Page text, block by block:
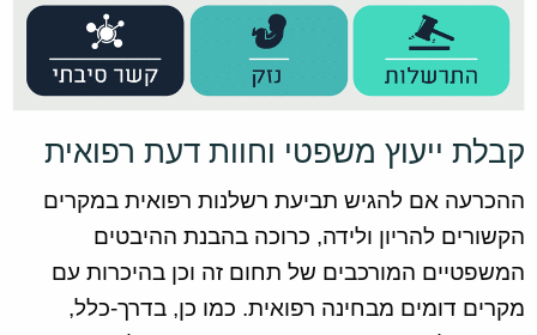
קבלת ייעוץ משפטי וחוות דעת רפואית
ההכרעה אם להגיש תביעת רשלנות רפואית במקרים
הקשורים להריון ולידה, כרוכה בהבנת ההיבטים
המשפטיים המורכבים של תחום זה וכן בהיכרות עם
מקרים דומים מבחינה רפואית. כמו כן, בדרך-כלל,